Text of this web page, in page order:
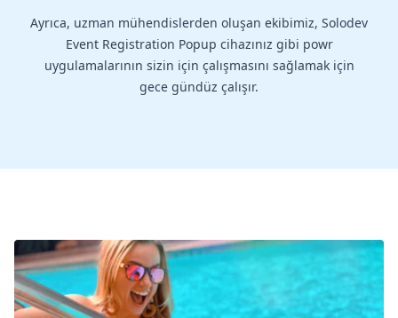
Ayrıca, uzman mühendislerden oluşan ekibimiz, Solodev
Event Registration Popup cihazınız gibi powr
uygulamalarının sizin için çalışmasını sağlamak için
gece gündüz çalışır.